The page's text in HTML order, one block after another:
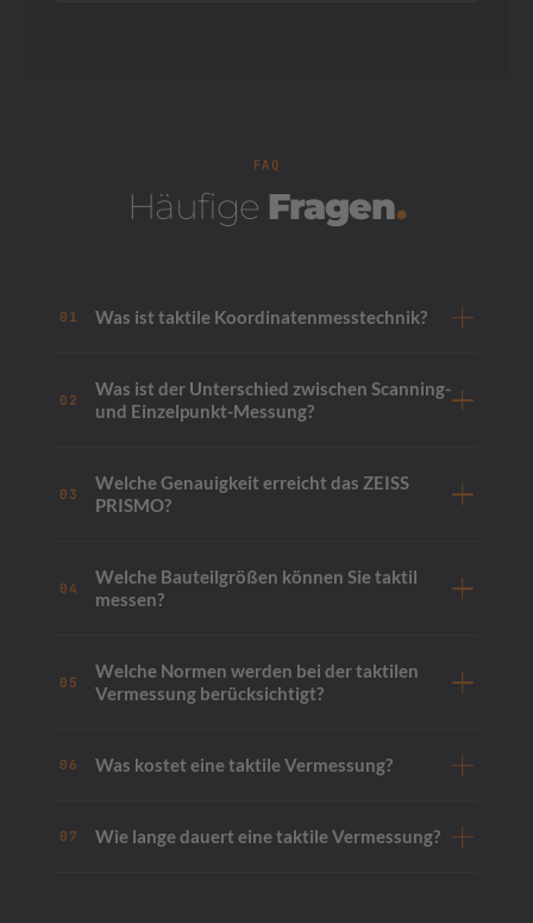
FAQ
Häufige Fragen.
01 Was ist taktile Koordinatenmesstechnik?
02
Was ist der Unterschied zwischen Scanning-
und Einzelpunkt-Messung?
03
Welche Genauigkeit erreicht das ZEISS
PRISMO?
04
Welche Bauteilgrößen können Sie taktil
messen?
05
Welche Normen werden bei der taktilen
Vermessung berücksichtigt?
06 Was kostet eine taktile Vermessung?
07 Wie lange dauert eine taktile Vermessung?